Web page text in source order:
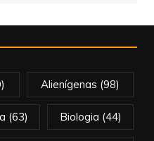
Alienígenas (98)
(63) Biologia (44)